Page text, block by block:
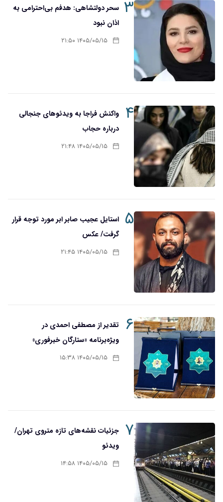
۳ سحر دولتشاهی: هدفم بی‌احترامی به
اذان نبود
۱۴۰۵/۰۵/۱۵ ۲۱:۵۰
۴
واکنش فراجا به ویدئوهای جنجالی
درباره حجاب
۱۴۰۵/۰۵/۱۵ ۲۱:۴۸
۵ استایل عجیب صابر ابر مورد توجه قرار
گرفت/ عکس
۱۴۰۵/۰۵/۱۵ ۲۱:۴۵
۶
تقدیر از مصطفی احمدی در
ویژه‌برنامه «ستارگان خبرفوری»
۱۴۰۵/۰۵/۱۵ ۱۵:۳۸
۷ جزئیات نقشه‌های تازه متروی تهران/
ویدئو
۱۴۰۵/۰۵/۱۵ ۱۴:۵۸